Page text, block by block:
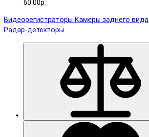
60.00р.
Видеорегистраторы Камеры заднего вида
Радар-детекторы